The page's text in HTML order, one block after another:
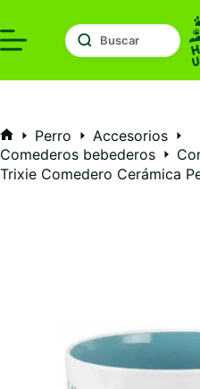
al
contenido
Inicio
Perro
Accesorios
Comederos bebederos
Trixie Comedero Cerámica